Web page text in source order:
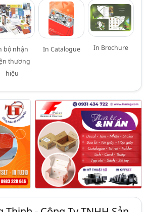
bộ nhận
thương
hiệu
In Catalogue In Brochure